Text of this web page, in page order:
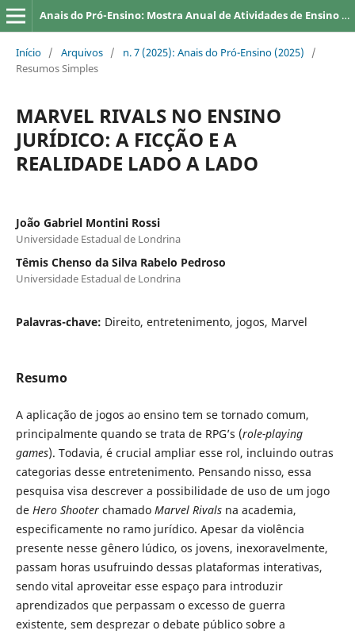
Anais do Pró-Ensino: Mostra Anual de Atividades de Ensino da UEL
Início / Arquivos / n. 7 (2025): Anais do Pró-Ensino (2025)
/
Resumos Simples
MARVEL RIVALS NO ENSINO
JURÍDICO: A FICÇÃO E A
REALIDADE LADO A LADO
João Gabriel Montini Rossi
Universidade Estadual de Londrina
Têmis Chenso da Silva Rabelo Pedroso
Universidade Estadual de Londrina
Palavras-chave: Direito, entretenimento, jogos, Marvel
Resumo
A aplicação de jogos ao ensino tem se tornado comum,
principalmente quando se trata de RPG’s (role-playing
games). Todavia, é crucial ampliar esse rol, incluindo outras
categorias desse entretenimento. Pensando nisso, essa
pesquisa visa descrever a possibilidade de uso de um jogo
de Hero Shooterchamado Marvel Rivalsna academia,
especificamente no ramo jurídico. Apesar da violência
presente nesse gênero lúdico, os jovens, inexoravelmente,
passam horas usufruindo dessas plataformas interativas,
sendo vital aproveitar esse espaço para introduzir
aprendizados que perpassam o excesso de guerra
existente, sem desprezar o debate público sobre a